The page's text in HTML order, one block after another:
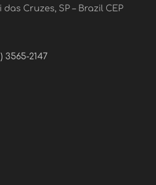
Cruzes, SP – Brazil CEP
3565-2147